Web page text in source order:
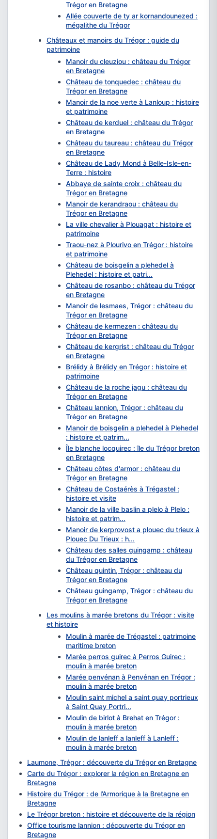
Trégor en Bretagne
Allée couverte de ty ar kornandounezed :
mégalithe du Trégor
Châteaux et manoirs du Trégor : guide du
patrimoine
Manoir du cleuziou : château du Trégor
en Bretagne
Château de tonquedec : château du
Trégor en Bretagne
Manoir de la noe verte à Lanloup : histoire
et patrimoine
Château de kerduel : château du Trégor
en Bretagne
Château du taureau : château du Trégor
en Bretagne
Château de Lady Mond à Belle-Isle-en-
Terre : histoire
Abbaye de sainte croix : château du
Trégor en Bretagne
Manoir de kerandraou : château du
Trégor en Bretagne
La ville chevalier à Plouagat : histoire et
patrimoine
Traou-nez à Plourivo en Trégor : histoire
et patrimoine
Château de boisgelin a plehedel à
Plehedel : histoire et patri...
Château de rosanbo : château du Trégor
en Bretagne
Manoir de lesmaes, Trégor : château du
Trégor en Bretagne
Château de kermezen : château du
Trégor en Bretagne
Château de kergrist : château du Trégor
en Bretagne
Brélidy à Brélidy en Trégor : histoire et
patrimoine
Château de la roche jagu : château du
Trégor en Bretagne
Château lannion, Trégor : château du
Trégor en Bretagne
Manoir de boisgelin a plehedel à Plehedel
: histoire et patrim...
Île blanche locquirec : île du Trégor breton
en Bretagne
Château côtes d'armor : château du
Trégor en Bretagne
Château de Costaérès à Trégastel :
histoire et visite
Manoir de la ville baslin a plelo à Plelo :
histoire et patrim...
Manoir de kerprovost a plouec du trieux à
Plouec Du Trieux : h...
Château des salles guingamp : château
du Trégor en Bretagne
Château quintin, Trégor : château du
Trégor en Bretagne
Château guingamp, Trégor : château du
Trégor en Bretagne
Les moulins à marée bretons du Trégor : visite
et histoire
Moulin à marée de Trégastel : patrimoine
maritime breton
Marée perros guirec à Perros Guirec :
moulin à marée breton
Marée penvénan à Penvénan en Trégor :
moulin à marée breton
Moulin saint michel a saint quay portrieux
à Saint Quay Portri...
Moulin de birlot à Brehat en Trégor :
moulin à marée breton
Moulin de lanleff a lanleff à Lanleff :
moulin à marée breton
Laumone, Trégor : découverte du Trégor en Bretagne
Carte du Trégor : explorer la région en Bretagne en
Bretagne
Histoire du Trégor : de l’Armorique à la Bretagne en
Bretagne
Le Trégor breton : histoire et découverte de la région
Office tourisme lannion : découverte du Trégor en
Bretagne